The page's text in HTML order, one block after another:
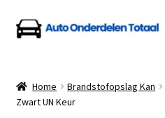
Ga
door
navigatie
Ga
naar
inhoud
Algemene Voorwaarden
Home Brandstofopslag Kan
Zwart UN Keur